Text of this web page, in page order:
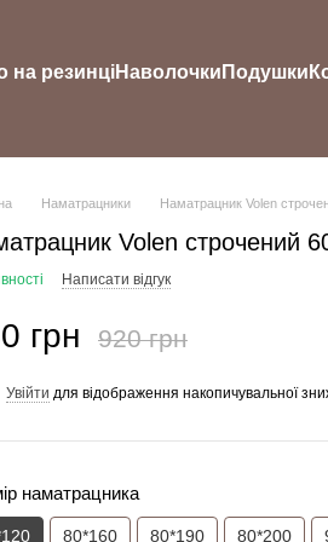
на резинціНаволочки Подушки
Наматрацники Наматрацник Volen
Volen строчений
Написати відгук
грн 920 грн
Увійти для відображення накопичувальної
наматрацника
80*160 80*190 80*200